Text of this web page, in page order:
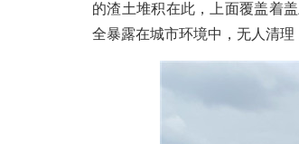
的渣土堆积在此，上面覆盖着
全暴露在城市环境中，无人清理